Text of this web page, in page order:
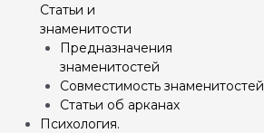
Статьи и
знаменитости
Предназначения
знаменитостей
Совместимость знаменитостей
Статьи об арканах
Психология.